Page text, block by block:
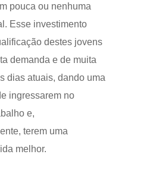
pouca ou nenhuma
Esse investimento
destes jovens
demanda e de muita
dias atuais, dando uma
ingressarem no
e,
terem uma
melhor.